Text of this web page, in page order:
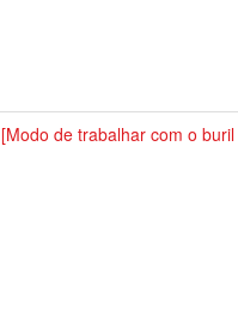
[Modo de trabalhar com o